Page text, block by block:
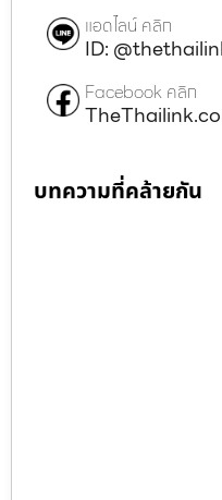
แอดไลน์ คลิก
ID:
Facebook คลิก
บทความที่คล้ายกัน